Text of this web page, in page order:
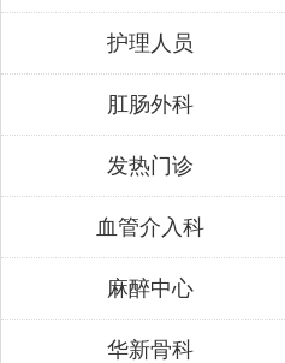
护理人员
肛肠外科
发热门诊
血管介入科
麻醉中心
华新骨科